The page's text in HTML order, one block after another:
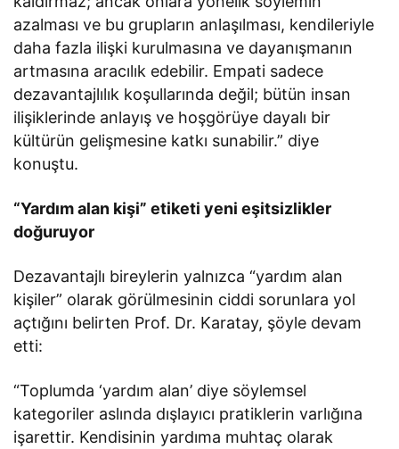
azalması ve bu grupların anlaşılması, kendileriyle
daha fazla ilişki kurulmasına ve dayanışmanın
artmasına aracılık edebilir. Empati sadece
dezavantajlılık koşullarında değil; bütün insan
ilişiklerinde anlayış ve hoşgörüye dayalı bir
kültürün gelişmesine katkı sunabilir.” diye
konuştu.
“Yardım alan kişi” etiketi yeni eşitsizlikler
doğuruyor
Dezavantajlı bireylerin yalnızca “yardım alan
kişiler” olarak görülmesinin ciddi sorunlara yol
açtığını belirten Prof. Dr. Karatay, şöyle devam
etti:
“Toplumda ‘yardım alan’ diye söylemsel
kategoriler aslında dışlayıcı pratiklerin varlığına
işarettir. Kendisinin yardıma muhtaç olarak